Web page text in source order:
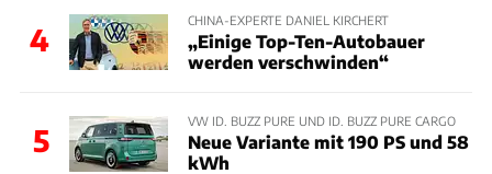
4
CHINA-EXPERTE DANIEL KIRCHERT
„Einige Top-Ten-Autobauer
werden verschwinden“
5
VW ID. BUZZ PURE UND ID. BUZZ PURE CARGO
Neue Variante mit 190 PS und 58
kWh